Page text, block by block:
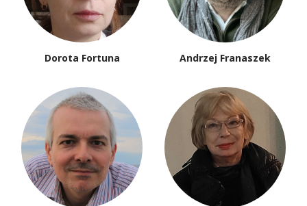
Dorota Fortuna Andrzej Franaszek